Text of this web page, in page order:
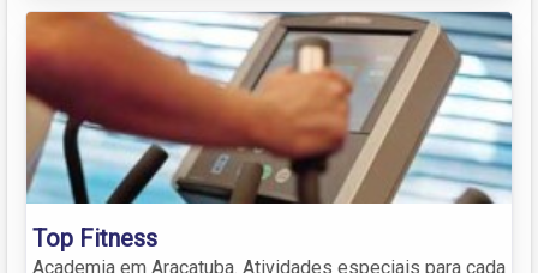
Top Fitness
Academia em Araçatuba. Atividades especiais para cada